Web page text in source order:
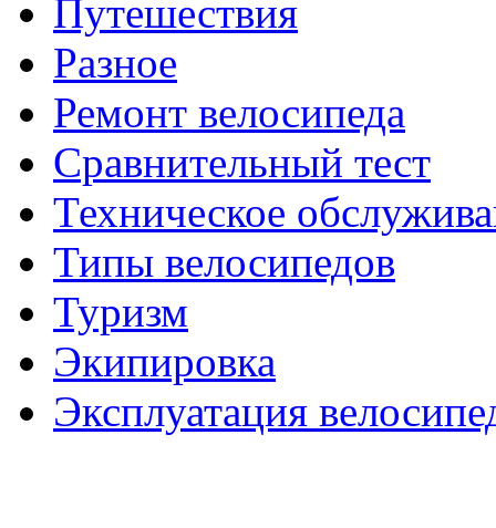
Путешествия
Разное
Ремонт велосипеда
Сравнительный тест
Техническое
Типы велосипедов
Туризм
Экипировка
Эксплуатация